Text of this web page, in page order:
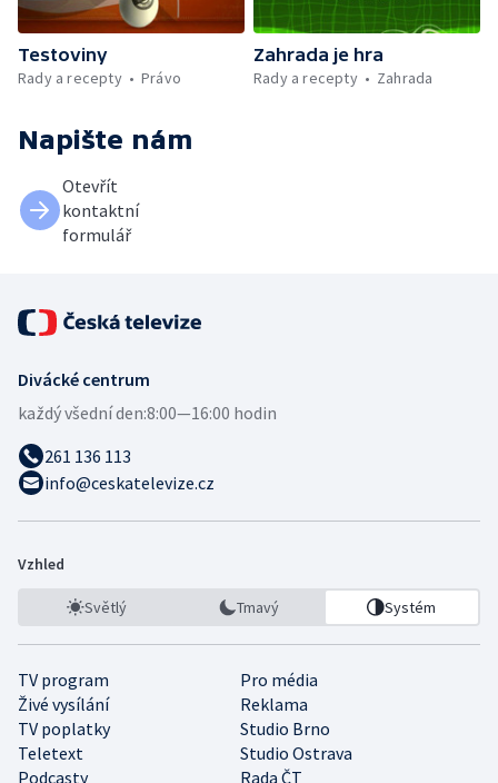
Testoviny
Rady a recepty
Právo
Zahrada je hra
Rady a recepty
Zahrada
Napište nám
Otevřít
kontaktní
formulář
Divácké centrum
každý všední den:8:00—16:00 hodin
261 136 113
info@ceskatelevize.cz
Vzhled
Světlý Tmavý Systém
TV program
Pro média
Živé vysílání
Reklama
TV poplatky
Studio Brno
Teletext
Studio Ostrava
Podcasty
Rada ČT